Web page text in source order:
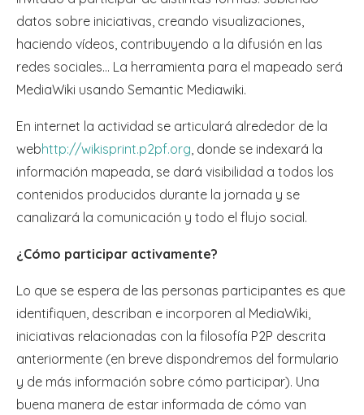
datos sobre iniciativas, creando visualizaciones,
haciendo vídeos, contribuyendo a la difusión en las
redes sociales… La herramienta para el mapeado será
MediaWiki usando Semantic Mediawiki.
En internet la actividad se articulará alrededor de la
webhttp://wikisprint.p2pf.org, donde se indexará la
información mapeada, se dará visibilidad a todos los
contenidos producidos durante la jornada y se
canalizará la comunicación y todo el flujo social.
¿Cómo participar activamente?
Lo que se espera de las personas participantes es que
identifiquen, describan e incorporen al MediaWiki,
iniciativas relacionadas con la filosofía P2P descrita
anteriormente (en breve dispondremos del formulario
y de más información sobre cómo participar). Una
buena manera de estar informada de cómo van